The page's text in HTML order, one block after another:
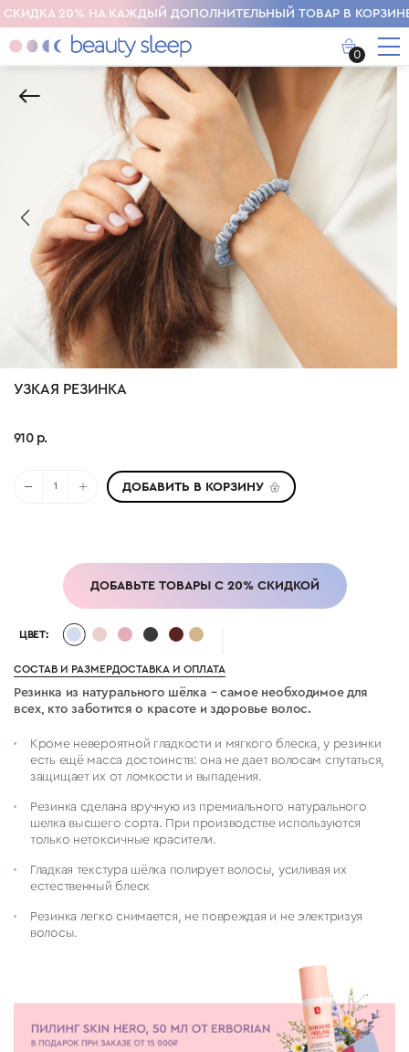
СКИДКА 20% НА КАЖДЫЙ ДОПОЛНИТЕЛЬНЫЙ ТОВАР В КОРЗИНЕ
0
УЗКАЯ РЕЗИНКА
Резинка из натурального шёлка – самое необходимое для
всех, кто заботится о красоте и здоровье волос.
Кроме невероятной гладкости и мягкого блеска, у резинки
есть ещё масса достоинств: она не дает волосам спутаться,
защищает их от ломкости и выпадения.
Резинка сделана вручную из премиального натурального
шелка высшего сорта. При производстве используются
только нетоксичные красители.
Гладкая текстура шёлка полирует волосы, усиливая их
естественный блеск
Резинка легко снимается, не повреждая и не электризуя
волосы.
ЦВЕТ:
СОСТАВ И РАЗМЕРДОСТАВКА И ОПЛАТА
910 р.
ДОБАВИТЬ В КОРЗИНУ
ДОБАВЬТЕ ТОВАРЫ С 20% СКИДКОЙ